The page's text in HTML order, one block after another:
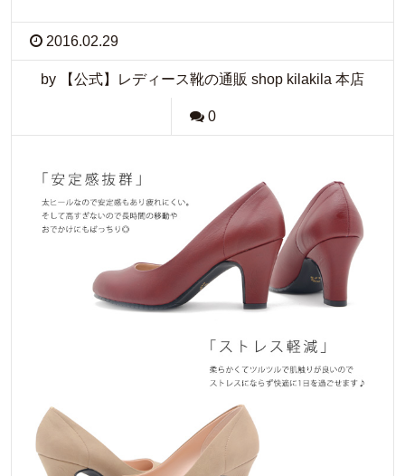
2016.02.29
by 【公式】レディース靴の通販 shop kilakila 本店
0